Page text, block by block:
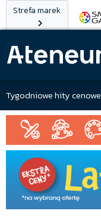
Strefa marek
Tygodniowe hity cenowe